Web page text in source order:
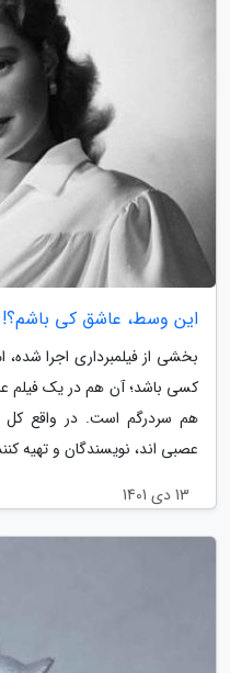
این وسط، عاشق کی باشم؟!
بخشی از فیلمبرداری اجرا شده،
کسی باشد؛ آن هم در یک فیلم
هم سردرگم است. در واقع کل
عصبی اند، نویسندگان و تهیه
13 دی 1401